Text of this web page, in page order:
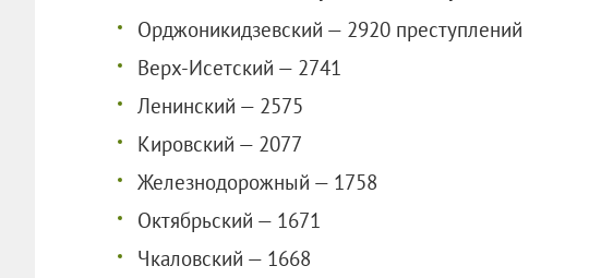
Орджоникидзевский — 2920 преступлений
Верх-Исетский — 2741
Ленинский — 2575
Кировский — 2077
Железнодорожный — 1758
Октябрьский — 1671
Чкаловский — 1668